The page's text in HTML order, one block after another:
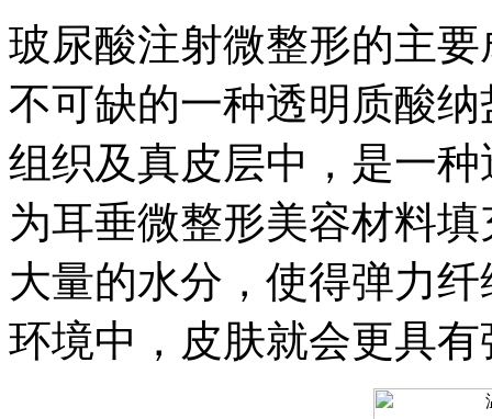
玻尿酸注射微整形的主
不可缺的一种透明质酸
组织及真皮层中，是一
为耳垂微整形美容材料
大量的水分，使得弹力
环境中，皮肤就会更具有